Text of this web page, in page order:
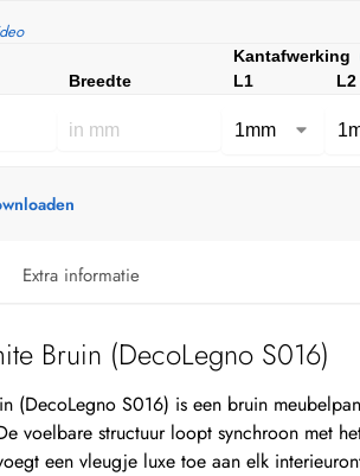
Kantafwerking
Breedte L1 L2
Extra informatie
Bruin (DecoLegno S016)
(DecoLegno S016) is een bruin
voelbare structuur loopt synchroon met
een vleugje luxe toe aan elk